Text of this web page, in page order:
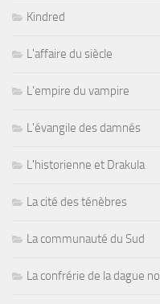
Kindred
L'affaire du siècle
L'empire du vampire
L'évangile des damnés
L'historienne et Drakula
La cité des ténèbres
La communauté du Sud
La confrérie de la dague